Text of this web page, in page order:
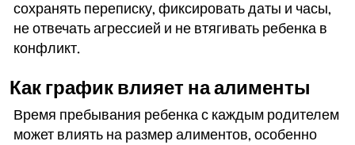
сохранять переписку, фиксировать даты и часы,
не отвечать агрессией и не втягивать ребенка в
конфликт.
Как график влияет на алименты
Время пребывания ребенка с каждым родителем
может влиять на размер алиментов, особенно